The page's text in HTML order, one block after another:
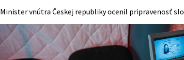
Minister vnútra Českej republiky ocenil pripravenosť